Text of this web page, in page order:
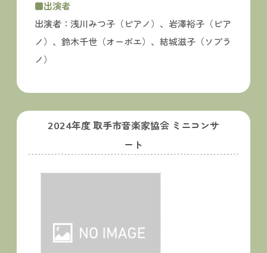
■出演者
出演者：浅川みつ子（ピアノ）、岩澤裕子（ピア
ノ）、鈴木千世（オーボエ）、結城滋子（ソプラ
ノ）
2024年度 取手市音楽家協会 ミニコンサ
ート